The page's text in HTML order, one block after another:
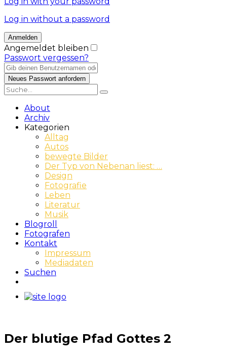
Log in without a password
Angemeldet bleiben
Passwort vergessen?
About
Archiv
Kategorien
Alltag
Autos
bewegte Bilder
Der Typ von Nebenan liest: …
Design
Fotografie
Leben
Literatur
Musik
Blogroll
Fotografen
Kontakt
Impressum
Mediadaten
Suchen
Der blutige Pfad Gottes 2